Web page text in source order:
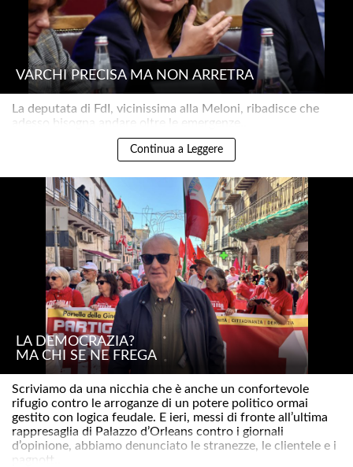
VARCHI PRECISA MA NON ARRETRA
La deputata di FdI, vicinissima alla Meloni, ribadisce che
adesso bisogna andare oltre le emergenze..
Continua a Leggere
LA DEMOCRAZIA?
MA CHI SE NE FREGA
Scriviamo da una nicchia che è anche un confortevole
rifugio contro le arroganze di un potere politico ormai
gestito con logica feudale. E ieri, messi di fronte all’ultima
rappresaglia di Palazzo d’Orleans contro i giornali
d’opinione, abbiamo denunciato le stranezze, le clientele e i
pagnott..